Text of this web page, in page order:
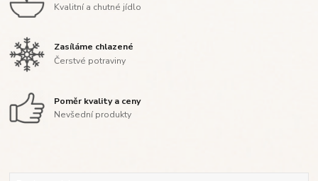
Kvalitní a chutné jídlo
Zasíláme chlazené
Čerstvé potraviny
Poměr kvality a ceny
Nevšední produkty